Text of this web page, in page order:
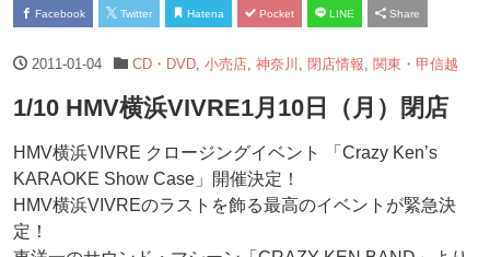
Facebook Twitter Hatena Pocket LINE Share
2011-01-04 CD・DVD, 小売店, 神奈川 閉店情報 関東・甲信越
1/10 HMV横浜VIVRE1月10日（月）閉店
HMV横浜VIVRE クロージングイベント 「Crazy Ken’s
KARAOKE Show Case」開催決定！
HMV横浜VIVREのラストを飾る最高のイベントが緊急決
定！